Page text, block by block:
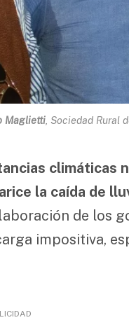
Maglietti , Sociedad Rural
climáticas
la caída de
de los
impositiva,